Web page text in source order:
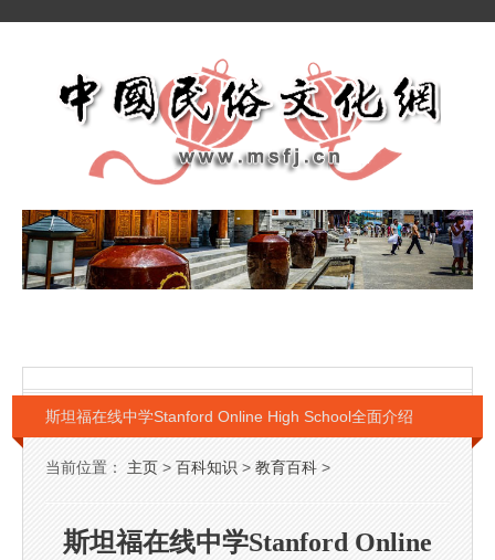
斯坦福在线中学Stanford Online High School全面介绍
当前位置： 主页 > 百科知识 > 教育百科 >
斯坦福在线中学Stanford Online